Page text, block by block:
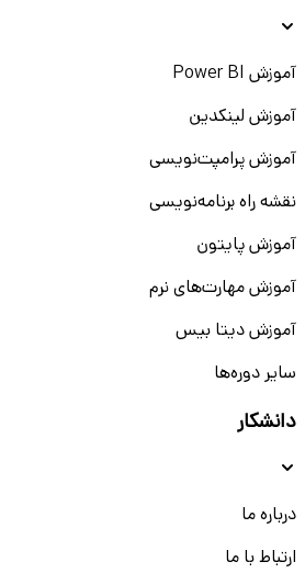
آموزش Power BI
آموزش لینکدین
آموزش پرامپت‌نویسی
نقشه راه برنامه‌نویسی
آموزش پایتون
آموزش مهارت‌های نرم
آموزش دیتا بیس
سایر دوره‌ها
دانشکار
درباره ما
ارتباط با ما